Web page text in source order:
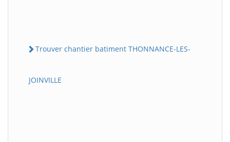
Trouver chantier batiment THONNANCE-LES-
JOINVILLE